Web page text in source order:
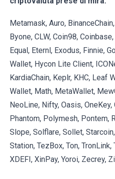
Metamask, Auro,
Byone, CLW, Coin98,
Equal, Eternl, Exodus, Finnie,
Wallet, Hycon Lite Client,
KardiaChain, Keplr, KHC, Leaf
Wallet, Math, MetaWallet,
NeoLine, Nifty, Oasis,
Phantom, Polymesh, Pontem,
Slope, Solflare, Sollet,
Station, TezBox, Ton,
XDEFI, XinPay, Yoroi, Zecrey,